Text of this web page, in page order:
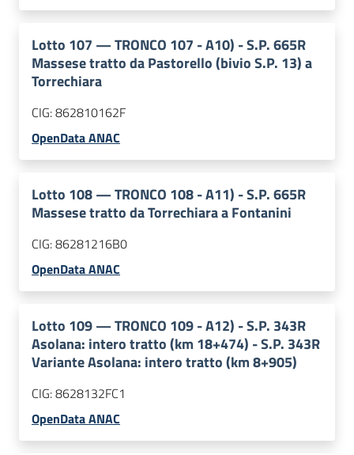
Lotto 107 —TRONCO 107 - A10) - S.P. 665R
Massese tratto da Pastorello (bivio S.P. 13) a
Torrechiara
CIG:862810162F
OpenData ANAC
Lotto 108—TRONCO 108 - A11) - S.P. 665R
Massese tratto da Torrechiara a Fontanini
CIG:86281216B0
OpenData ANAC
Lotto 109—TRONCO 109 - A12) - S.P. 343R
Asolana: intero tratto (km 18+474) - S.P. 343R
Variante Asolana: intero tratto (km 8+905)
CIG:8628132FC1
OpenData ANAC